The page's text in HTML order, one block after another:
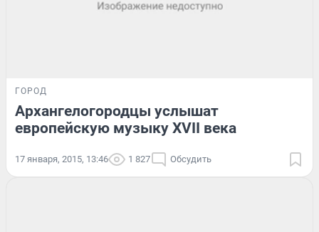
ГОРОД
Архангелогородцы услышат
европейскую музыку XVII века
17 января, 2015, 13:46 1 827 Обсудить